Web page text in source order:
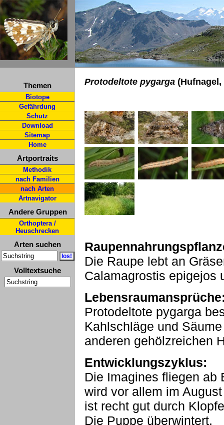
Themen
Biotope
Gefährdung
Schutz
Download
Sitemap
Home
Artportraits
Methodik
nach Familien
nach Arten
Artnavigator
Andere Gruppen
Orthoptera /
Heuschrecken
Arten suchen
Volltextsuche
Protodeltote pygarga (Hufnagel,
Die Raupe lebt an
Calamagrostis epigejos
Protodeltote pygarga
Kahlschläge und
anderen gehölzreichen
Entwicklungszyklus:
Die Imagines fliegen ab
wird vor allem im
ist recht gut durch
Die Puppe überwintert.